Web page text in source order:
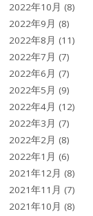
2022年10月 (8)
2022年9月 (8)
2022年8月 (11)
2022年7月 (7)
2022年6月 (7)
2022年5月 (9)
2022年4月 (12)
2022年3月 (7)
2022年2月 (8)
2022年1月 (6)
2021年12月 (8)
2021年11月 (7)
2021年10月 (8)